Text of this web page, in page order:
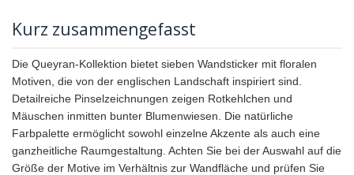
Kurz zusammengefasst
Die Queyran-Kollektion bietet sieben Wandsticker mit floralen
Motiven, die von der englischen Landschaft inspiriert sind.
Detailreiche Pinselzeichnungen zeigen Rotkehlchen und
Mäuschen inmitten bunter Blumenwiesen. Die natürliche
Farbpalette ermöglicht sowohl einzelne Akzente als auch eine
ganzheitliche Raumgestaltung. Achten Sie bei der Auswahl auf die
Größe der Motive im Verhältnis zur Wandfläche und prüfen Sie